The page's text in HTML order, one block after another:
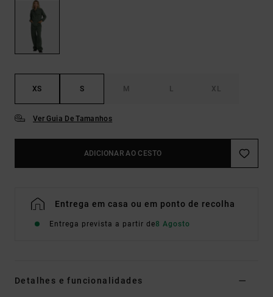
XS S M L XL
Ver Guia De Tamanhos
ADICIONAR AO CESTO
Entrega em casa ou em ponto de recolha
Entrega prevista a partir de8 Agosto
Detalhes e funcionalidades